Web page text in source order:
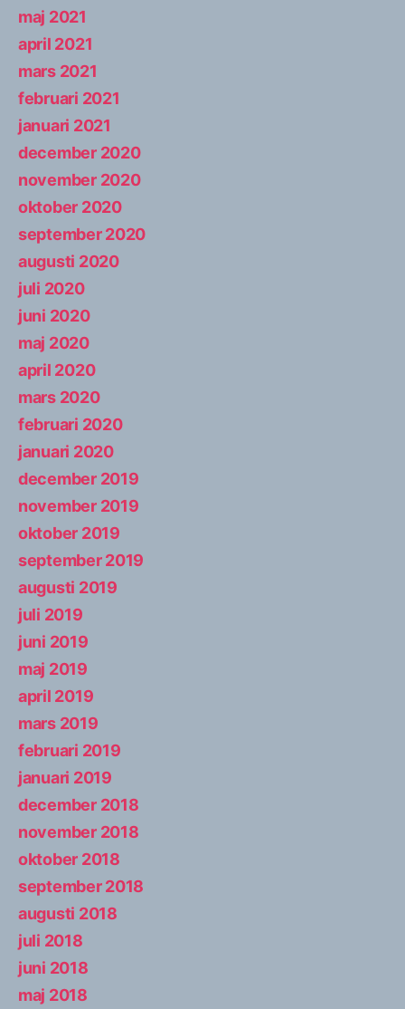
maj 2021
april 2021
mars 2021
februari 2021
januari 2021
december 2020
november 2020
oktober 2020
september 2020
augusti 2020
juli 2020
juni 2020
maj 2020
april 2020
mars 2020
februari 2020
januari 2020
december 2019
november 2019
oktober 2019
september 2019
augusti 2019
juli 2019
juni 2019
maj 2019
april 2019
mars 2019
februari 2019
januari 2019
december 2018
november 2018
oktober 2018
september 2018
augusti 2018
juli 2018
juni 2018
maj 2018